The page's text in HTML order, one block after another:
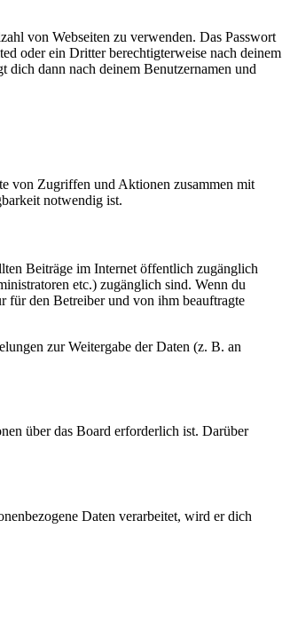
von Webseiten zu verwenden. Das Passwort
oder ein Dritter berechtigterweise nach deinem
dich dann nach deinem Benutzernamen und
von Zugriffen und Aktionen zusammen mit
notwendig ist.
Beiträge im Internet öffentlich zugänglich
etc.) zugänglich sind. Wenn du
für den Betreiber und von ihm beauftragte
zur Weitergabe der Daten (z. B. an
über das Board erforderlich ist. Darüber
Daten verarbeitet, wird er dich